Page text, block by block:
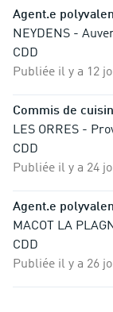
Agent.e
NEYDENS -
CDD
Publiée il y a 12
Commis de
LES ORRES -
CDD
Publiée il y a 24
Agent.e
MACOT LA
CDD
Publiée il y a 26